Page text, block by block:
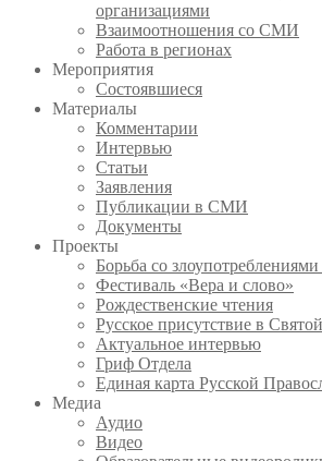
организациями
Взаимоотношения со СМИ
Работа в регионах
Мероприятия
Состоявшиеся
Материалы
Комментарии
Интервью
Статьи
Заявления
Публикации в СМИ
Документы
Проекты
Борьба со
Фестиваль «Вера и слово»
Рождественские чтения
Русское присутствие в
Актуальное интервью
Гриф Отдела
Единая карта Русской
Медиа
Аудио
Видео